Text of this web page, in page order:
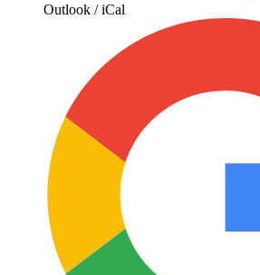
Outlook / iCal